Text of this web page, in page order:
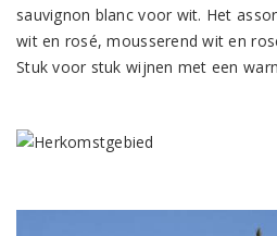
sauvignon blanc voor wit. Het
wit en rosé, mousserend wit en
Stuk voor stuk wijnen met een